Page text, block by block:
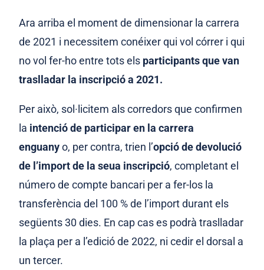
Ara arriba el moment de dimensionar la carrera
de 2021 i necessitem conéixer qui vol córrer i qui
no vol fer-ho entre tots els participants que van
traslladar la inscripció a 2021.
Per això, sol·licitem als corredors que confirmen
la intenció de participar en la carrera
enguanyo, per contra, trien l’opció de devolució
de l’import de la seua inscripció, completant el
número de compte bancari per a fer-los la
transferència del 100 % de l’import durant els
següents 30 dies. En cap cas es podrà traslladar
la plaça per a l’edició de 2022, ni cedir el dorsal a
un tercer.